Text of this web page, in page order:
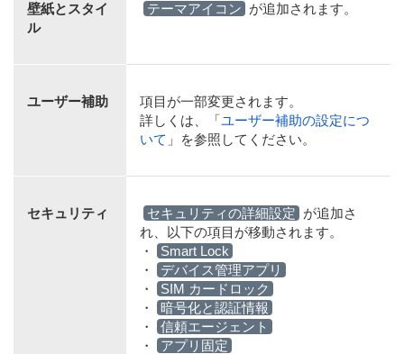
壁紙とスタイ
ル
テーマアイコン が追加されます。
ユーザー補助
項目が一部変更されます。
詳しくは、「ユーザー補助の設定につ
いて 」を参照してください。
セキュリティ セキュリティの詳細設定 が追加さ
れ、以下の項目が移動されます。
・
Smart Lock
・
デバイス管理アプリ
・
SIM カードロック
・
暗号化と認証情報
・
信頼エージェント
・
アプリ固定